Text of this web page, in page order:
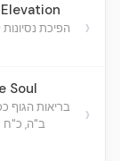
הפיכת
›
Soul
בריאות הגוף
ב"ה, כ"ח
›